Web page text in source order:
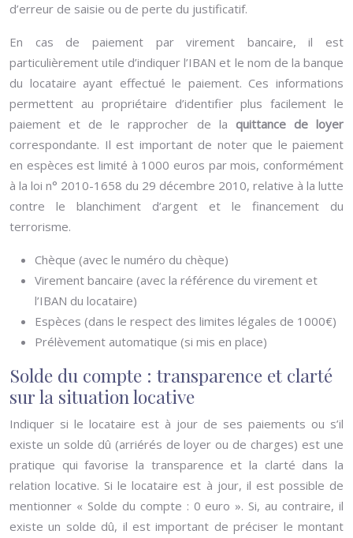
d’erreur de saisie ou de perte du justificatif.
En cas de paiement par virement bancaire, il est
particulièrement utile d’indiquer l’IBAN et le nom de la banque
du locataire ayant effectué le paiement. Ces informations
permettent au propriétaire d’identifier plus facilement le
paiement et de le rapprocher de la quittance de loyer
correspondante. Il est important de noter que le paiement
en espèces est limité à 1000 euros par mois, conformément
à la loi n° 2010-1658 du 29 décembre 2010, relative à la lutte
contre le blanchiment d’argent et le financement du
terrorisme.
Chèque (avec le numéro du chèque)
Virement bancaire (avec la référence du virement et
l’IBAN du locataire)
Espèces (dans le respect des limites légales de 1000€)
Prélèvement automatique (si mis en place)
Solde du compte : transparence et clarté
sur la situation locative
Indiquer si le locataire est à jour de ses paiements ou s’il
existe un solde dû (arriérés de loyer ou de charges) est une
pratique qui favorise la transparence et la clarté dans la
relation locative. Si le locataire est à jour, il est possible de
mentionner « Solde du compte : 0 euro ». Si, au contraire, il
existe un solde dû, il est important de préciser le montant